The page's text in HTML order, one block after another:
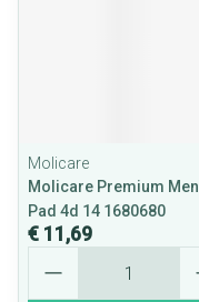
Molicare
Molicare Premium Men
Pad 4d 14 1680680
€ 11,69